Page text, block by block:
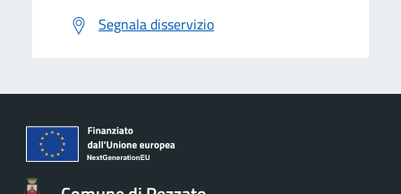
Segnala disservizio